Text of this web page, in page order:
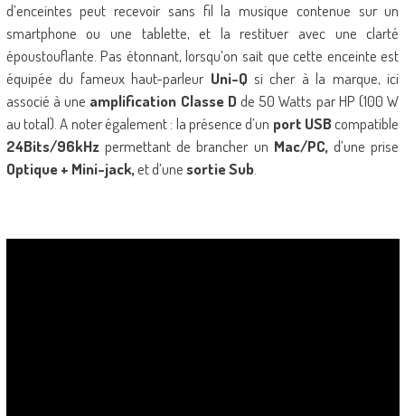
d’enceintes peut recevoir sans fil la musique contenue sur un
smartphone ou une tablette, et la restituer avec une clarté
époustouflante. Pas étonnant, lorsqu’on sait que cette enceinte est
équipée du fameux haut-parleur Uni-Q si cher à la marque, ici
associé à une amplification Classe D de 50 Watts par HP (100 W
au total). A noter également : la présence d’un port USBcompatible
24Bits/96kHzpermettant de brancher un Mac/PC,d’une prise
Optique + Mini-jack,et d’unesortie Sub.